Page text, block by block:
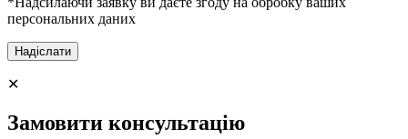
персональних даних
✕
Замовити консультацію